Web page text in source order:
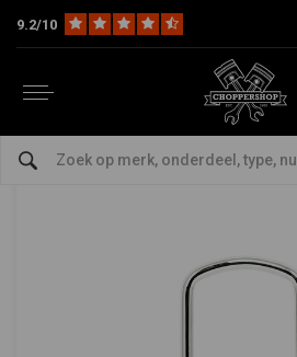
9.2/10
Multi-fit Beugels & Sissy Bars
9/16" Round-type Sissy Bar
(verschillende maten)